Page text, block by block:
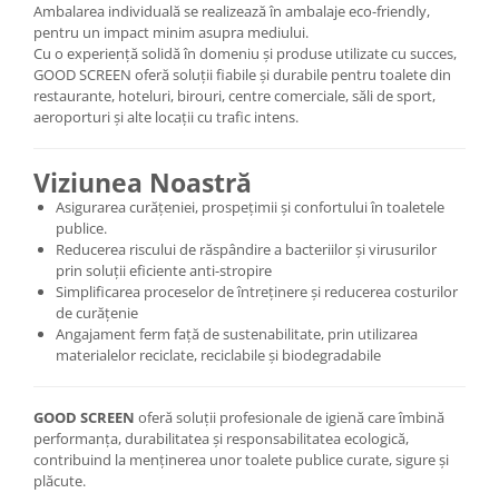
Ambalarea individuală se realizează în ambalaje eco-friendly,
pentru un impact minim asupra mediului.
Cu o experiență solidă în domeniu și produse utilizate cu succes,
GOOD SCREEN oferă soluții fiabile și durabile pentru toalete din
restaurante, hoteluri, birouri, centre comerciale, săli de sport,
aeroporturi și alte locații cu trafic intens.
Viziunea Noastră
Asigurarea curățeniei, prospețimii și confortului în toaletele
publice.
Reducerea riscului de răspândire a bacteriilor și virusurilor
prin soluții eficiente anti-stropire
Simplificarea proceselor de întreținere și reducerea costurilor
de curățenie
Angajament ferm față de sustenabilitate, prin utilizarea
materialelor reciclate, reciclabile și biodegradabile
GOOD SCREEN oferă soluții profesionale de igienă care îmbină
performanța, durabilitatea și responsabilitatea ecologică,
contribuind la menținerea unor toalete publice curate, sigure și
plăcute.